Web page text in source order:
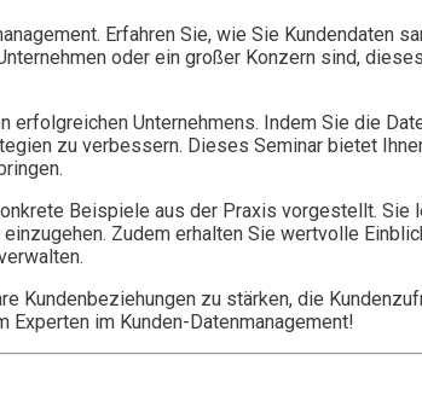
Erfahren Sie, wie Sie Kundendaten
oder ein großer Konzern sind,
Unternehmens. Indem Sie die
zu verbessern. Dieses Seminar bietet
Beispiele aus der Praxis vorgestellt.
Zudem erhalten Sie wertvolle
Kundenbeziehungen zu stärken, die
im Kunden-Datenmanagement!